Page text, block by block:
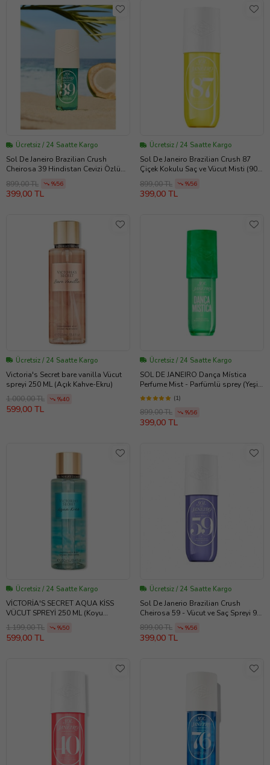
Ücretsiz / 24 Saatte Kargo
Sol De Janeiro Brazilian Crush
Cheirosa 39 Hindistan Cevizi Özlü
Vücut Spreyi 90ml (Koyu Turkuaz)
899,00 TL %56
399,00 TL
Ücretsiz / 24 Saatte Kargo
Sol De Janeiro Brazilian Crush 87
Çiçek Kokulu Saç ve Vücut Misti (90
ml) (SarıBeyaz)
899,00 TL %56
399,00 TL
Ücretsiz / 24 Saatte Kargo
Victoria's Secret bare vanilla Vücut
spreyi 250 ML (Açık Kahve-Ekru)
1.000,00 TL
%40
599,00 TL
Ücretsiz / 24 Saatte Kargo
SOL DE JANEIRO Dança Mística
Perfume Mist - Parfümlü sprey (Yeşil-
Lila)
(1)
899,00 TL %56
399,00 TL
Ücretsiz / 24 Saatte Kargo
VİCTORİA'S SECRET AQUA KİSS
VÜCUT SPREYİ 250 ML (Koyu
Turkuaz)
1.199,00 TL %50
599,00 TL
Ücretsiz / 24 Saatte Kargo
Sol De Janerio Brazilian Crush
Cheirosa 59 - Vücut ve Saç Spreyi 90
ML (Kristal Mavi)
899,00 TL %56
399,00 TL